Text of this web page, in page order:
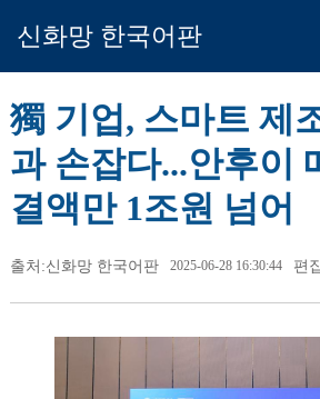
신화망 한국어판
獨 기업, 스마트 제
과 손잡다...안후이
결액만 1조원 넘어
출처:신화망 한국어판 2025-06-28 16:30:44 편